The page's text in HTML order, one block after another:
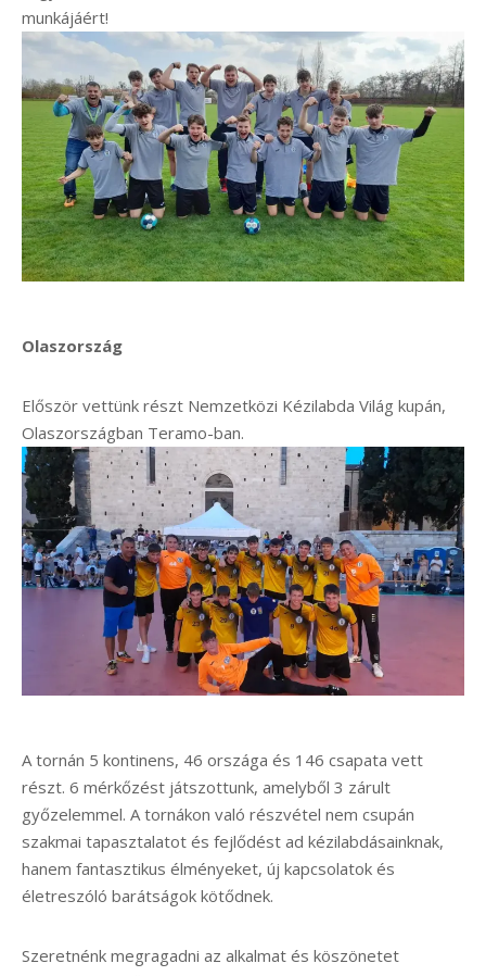
munkájáért!
Olaszország
Először vettünk részt Nemzetközi Kézilabda Világ kupán,
Olaszországban Teramo-ban.
A tornán 5 kontinens, 46 országa és 146 csapata vett
részt. 6 mérkőzést játszottunk, amelyből 3 zárult
győzelemmel. A tornákon való részvétel nem csupán
szakmai tapasztalatot és fejlődést ad kézilabdásainknak,
hanem fantasztikus élményeket, új kapcsolatok és
életreszóló barátságok kötődnek.
Szeretnénk megragadni az alkalmat és köszönetet